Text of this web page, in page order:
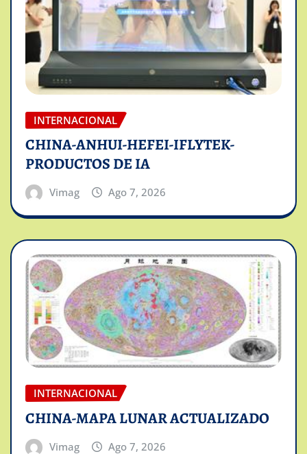
INTERNACIONAL
CHINA-ANHUI-HEFEI-IFLYTEK-
PRODUCTOS DE IA
Vimag Ago 7, 2026
INTERNACIONAL
CHINA-MAPA LUNAR ACTUALIZADO
Vimag Ago 7, 2026